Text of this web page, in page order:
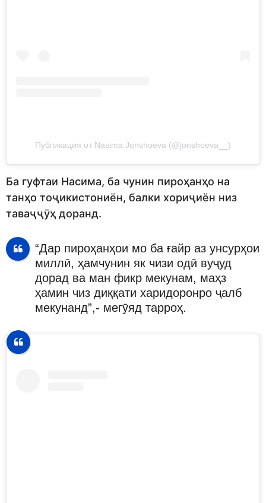
Публикация от Nasima Jonshoeva (@jonshoeva__)
Ба гуфтаи Насима, ба чунин пироҳанҳо на
танҳо тоҷикистониён, балки хориҷиён низ
таваҷҷӯҳ доранд.
“Дар пироҳанҳои мо ба ғайр аз унсурҳои
миллӣ, ҳамчунин як чизи одӣ вуҷуд
дорад ва ман фикр мекунам, маҳз
ҳамин чиз диққати харидоронро ҷалб
мекунанд”,- мегӯяд тарроҳ.